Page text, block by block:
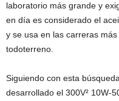
laboratorio más grande y
en día es considerado el
y se usa en las carreras
todoterreno.
Siguiendo con esta
desarrollado el 300V² 10W-